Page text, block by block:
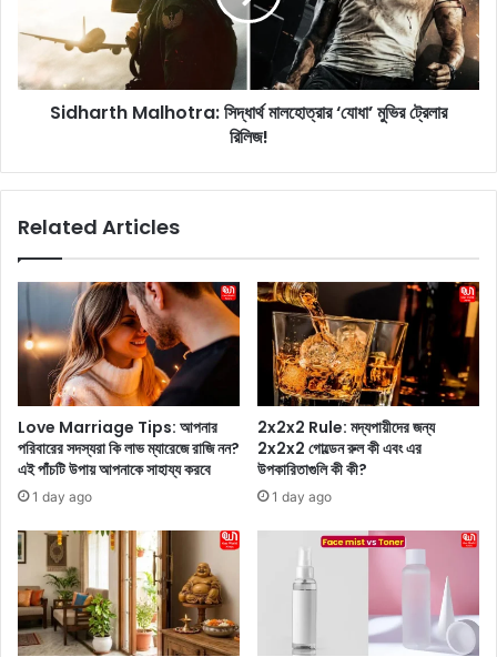
i
n
র
র
ব
স
ন্তে
সে
রা
গ
ন্ত
ব্য
স
ম্প
জে
নে
নি
t
M
r
দ্ধা
র্থ
মা
ত্রা
যো
ধা
’
ভি
র
ট্রে
Sidharth Malhotra: সিদ্ধার্থ মালহোত্রার ‘যোধা’ মুভির ট্রেলার
রিলিজ!
Related Articles
Love Marriage Tips: আপনার
পরিবারের সদস্যরা কি লাভ ম্যারেজে রাজি নন?
এই পাঁচটি উপায় আপনাকে সাহায্য করবে
1 day ago
2x2x2 Rule: মদ্যপায়ীদের জন্য
2x2x2 গোল্ডেন রুল কী এবং এর
উপকারিতাগুলি কী কী?
1 day ago